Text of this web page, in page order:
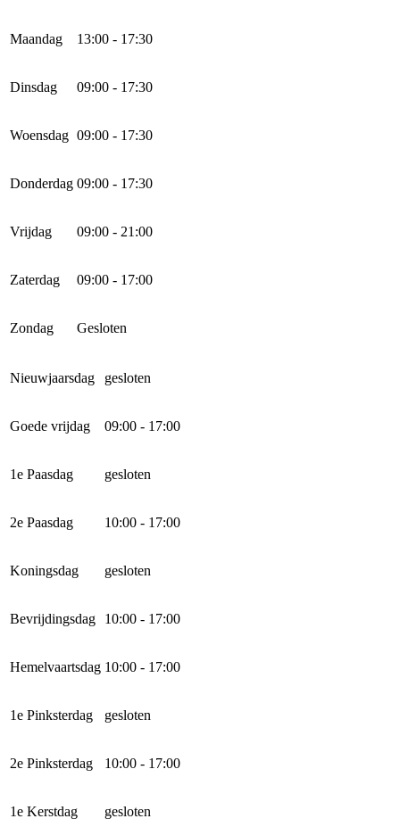
Maandag 13:00 - 17:30
Dinsdag 09:00 - 17:30
Woensdag 09:00 - 17:30
Donderdag 09:00 - 17:30
Vrijdag 09:00 - 21:00
Zaterdag 09:00 - 17:00
Zondag Gesloten
Nieuwjaarsdag gesloten
Goede vrijdag 09:00 - 17:00
1e Paasdag gesloten
2e Paasdag 10:00 - 17:00
Koningsdag gesloten
Bevrijdingsdag 10:00 - 17:00
Hemelvaartsdag 10:00 - 17:00
1e Pinksterdag gesloten
2e Pinksterdag 10:00 - 17:00
1e Kerstdag gesloten